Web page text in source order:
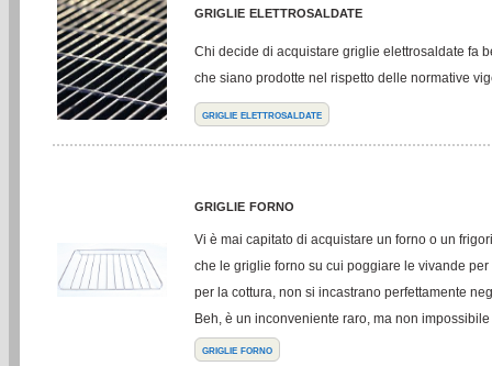
griglie elettrosaldate
Chi decide di acquistare griglie elettrosaldate fa
che siano prodotte nel rispetto delle normative
griglie elettrosaldate
griglie forno
Vi è mai capitato di acquistare un forno o un
che le griglie forno su cui poggiare le vivande
per la cottura, non si incastrano perfettamente
Beh, è un inconveniente raro, ma non impossibile
griglie forno